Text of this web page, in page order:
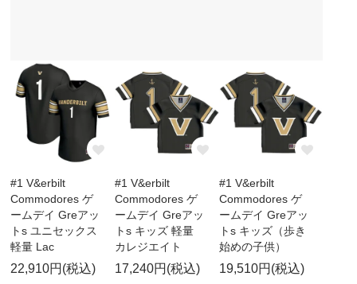
#1 V&erbilt
Commodores ゲ
ームデイ Greアッ
トs ユニセックス
軽量 Lac
22,910円(税込)
#1 V&erbilt
Commodores ゲ
ームデイ Greアッ
トs キッズ 軽量
カレジエイト
17,240円(税込)
#1 V&erbilt
Commodores ゲ
ームデイ Greアッ
トs キッズ（歩き
始めの子供）
19,510円(税込)